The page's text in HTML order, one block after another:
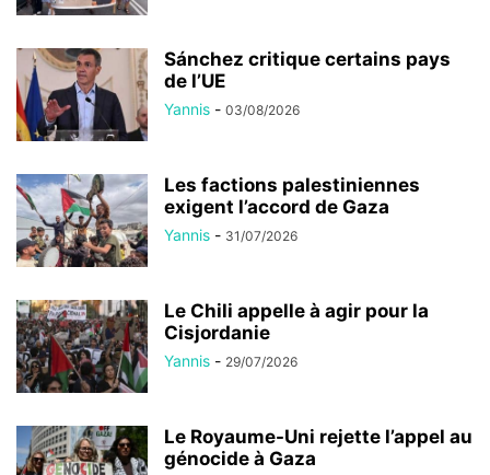
Sánchez critique certains pays
de l’UE
Yannis - 03/08/2026
Les factions palestiniennes
exigent l’accord de Gaza
Yannis - 31/07/2026
Le Chili appelle à agir pour la
Cisjordanie
Yannis - 29/07/2026
Le Royaume-Uni rejette l’appel au
génocide à Gaza